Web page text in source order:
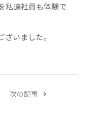
私達社員も体験で
いました。
次の記事